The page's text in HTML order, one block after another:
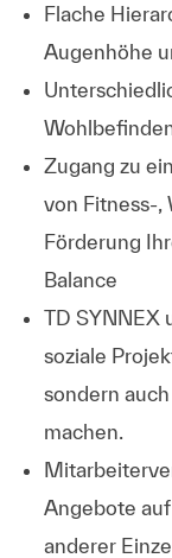
Flache
Augenhöhe
Zugang zu
von Fitness-,
Förderung
Balance
TD SYNNEX
soziale
sondern
machen.
Angebote
anderer